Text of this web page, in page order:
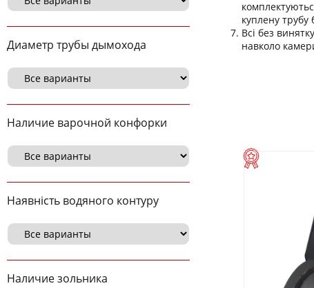
Диаметр трубы дымохода
Наличие варочной конфорки
Наявність водяного контуру
Наличие зольника
куплену трубу
Всі без
навколо